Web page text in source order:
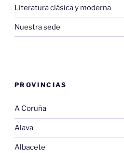
Literatura clásica y moderna
Nuestra sede
PROVINCIAS
A Coruña
Alava
Albacete